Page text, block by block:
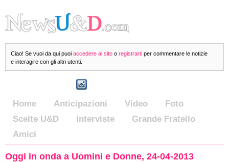
Ciao! Se vuoi da qui puoi accedere al sito o registrarti per commentare le notizie
e interagire con gli altri utenti.
Home Anticipazioni Video
Foto
Scelte U&D
Interviste
Grande Fratello
Amici
Oggi in onda a Uomini e Donne, 24-04-2013